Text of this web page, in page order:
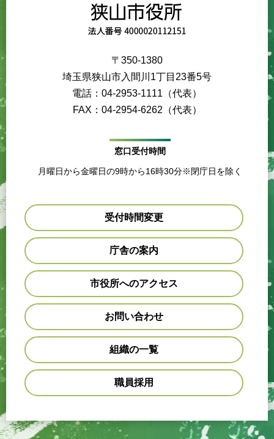
〒350-1380
埼玉県狭山市入間川1丁目23番5号
電話：04-2953-1111（代表）
FAX：04-2954-6262（代表）
窓口受付時間
月曜日から金曜日の9時から16時30分※閉庁日を除く
受付時間変更
庁舎の案内
市役所へのアクセス
お問い合わせ
組織の一覧
職員採用